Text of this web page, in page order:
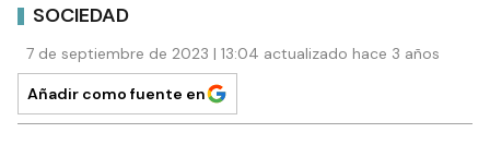
SOCIEDAD
7 de septiembre de 2023 | 13:04 actualizado hace 3 años
Añadir como fuente en